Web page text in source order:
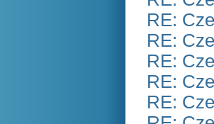
RE:
RE:
RE:
RE:
RE: